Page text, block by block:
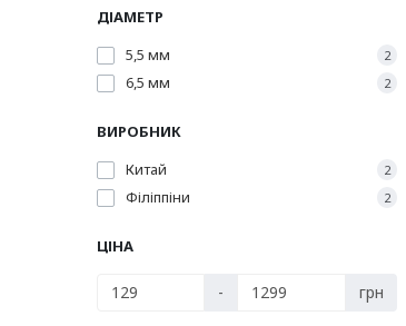
ДІАМЕТР
5,5 мм
2
6,5 мм 2
ВИРОБНИК
Китай
2
Філіппіни 2
ЦІНА
- грн